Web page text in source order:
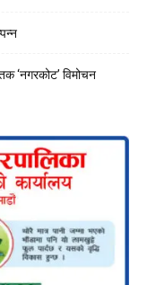
‘नगरकोट’ विमोचन